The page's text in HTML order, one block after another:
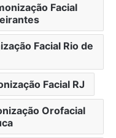
Facial
Facial Rio de
Facial RJ
Orofacial